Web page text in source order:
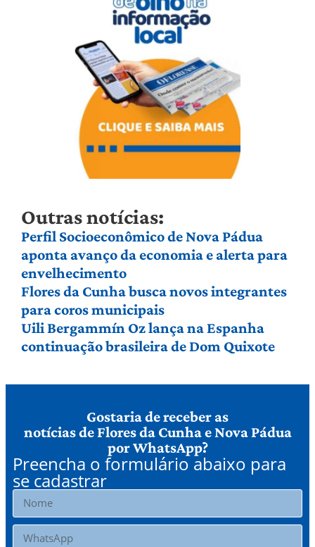
Outras notícias:
Perfil Socioeconômico de Nova Pádua
aponta avanço da economia e alerta para
envelhecimento
Flores da Cunha busca novos integrantes
para coros municipais
Uili Bergammín Oz lança na Espanha
continuação brasileira de Dom Quixote
Gostaria de receber as
notícias de Flores da Cunha e Nova Pádua
por WhatsApp?
Preencha o formulário abaixo para
se cadastrar